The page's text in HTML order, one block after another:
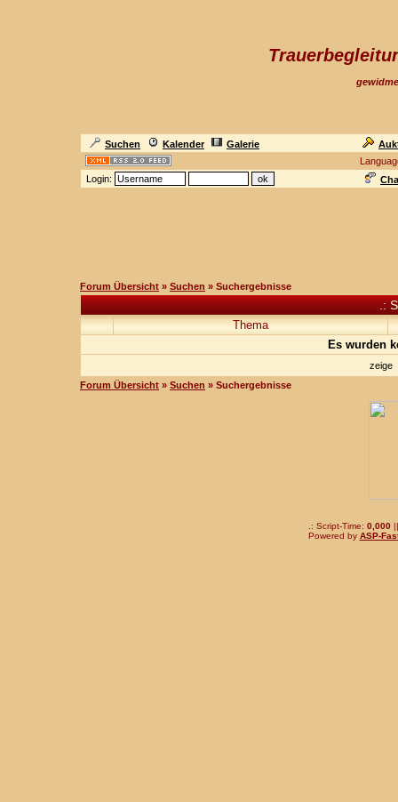
Suchen Kalender Galerie
Login:
Forum Übersicht » Suchen » Suchergebnisse
.:
Thema
Es wurden
zeige
Forum Übersicht » Suchen » Suchergebnisse
.: Script-Time: 0,000||
Powered by ASP-